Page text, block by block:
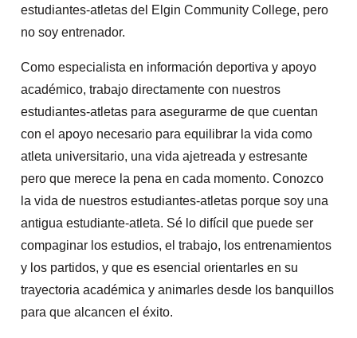
estudiantes-atletas del Elgin Community College, pero
no soy entrenador.
Como especialista en información deportiva y apoyo
académico, trabajo directamente con nuestros
estudiantes-atletas para asegurarme de que cuentan
con el apoyo necesario para equilibrar la vida como
atleta universitario, una vida ajetreada y estresante
pero que merece la pena en cada momento. Conozco
la vida de nuestros estudiantes-atletas porque soy una
antigua estudiante-atleta. Sé lo difícil que puede ser
compaginar los estudios, el trabajo, los entrenamientos
y los partidos, y que es esencial orientarles en su
trayectoria académica y animarles desde los banquillos
para que alcancen el éxito.